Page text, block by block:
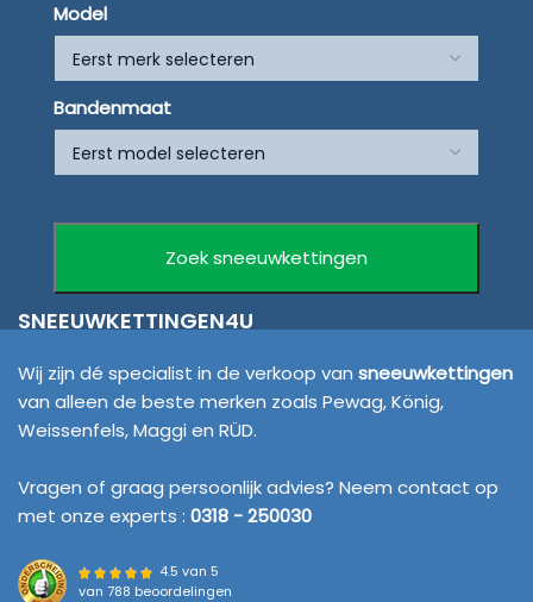
Model
Bandenmaat
SNEEUWKETTINGEN4U
Wij zijn dé specialist in de verkoop van sneeuwkettingen
van alleen de beste merken zoals Pewag, König,
Weissenfels, Maggi en RÜD.
Vragen of graag persoonlijk advies? Neem contact op
met onze experts : 0318 - 250030
4.5 van 5
van 788 beoordelingen